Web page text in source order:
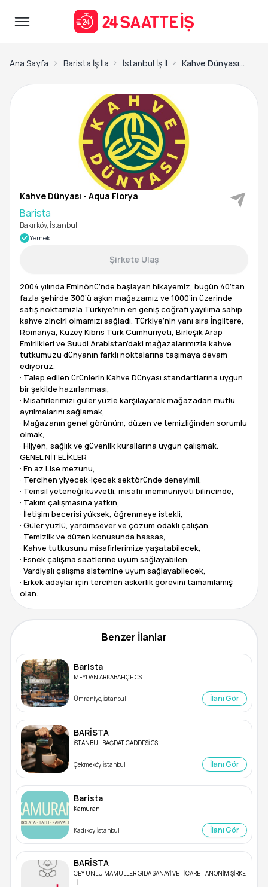
Ana Sayfa Barista İş İlanlarıİstanbul İş İlanları Kahve Dünyası - Aqua Florya-Barista
Kahve Dünyası - Aqua Florya
Barista
Bakırköy, İstanbul
Yemek
Şirkete Ulaş
2004 yılında Eminönü’nde başlayan hikayemiz, bugün 40’tan
fazla şehirde 300’ü aşkın mağazamız ve 1000’in üzerinde
satış noktamızla Türkiye’nin en geniş coğrafi yayılıma sahip
kahve zinciri olmamızı sağladı. Türkiye’nin yanı sıra İngiltere,
Romanya, Kuzey Kıbrıs Türk Cumhuriyeti, Birleşik Arap
Emirlikleri ve Suudi Arabistan’daki mağazalarımızla kahve
tutkumuzu dünyanın farklı noktalarına taşımaya devam
ediyoruz.
· Talep edilen ürünlerin Kahve Dünyası standartlarına uygun
bir şekilde hazırlanması,
· Misafirlerimizi güler yüzle karşılayarak mağazadan mutlu
ayrılmalarını sağlamak,
· Mağazanın genel görünüm, düzen ve temizliğinden sorumlu
olmak,
· Hijyen, sağlık ve güvenlik kurallarına uygun çalışmak.
GENEL NİTELİKLER
· En az Lise mezunu,
· Tercihen yiyecek-içecek sektöründe deneyimli,
· Temsil yeteneği kuvvetli, misafir memnuniyeti bilincinde,
· Takım çalışmasına yatkın,
· İletişim becerisi yüksek, öğrenmeye istekli,
· Güler yüzlü, yardımsever ve çözüm odaklı çalışan,
· Temizlik ve düzen konusunda hassas,
· Kahve tutkusunu misafirlerimize yaşatabilecek,
· Esnek çalışma saatlerine uyum sağlayabilen,
· Vardiyalı çalışma sistemine uyum sağlayabilecek,
· Erkek adaylar için tercihen askerlik görevini tamamlamış
Benzer İlanlar
Barista
MEYDAN ARKABAHÇE CS
Ümraniye, İstanbul İlanı Gör
BARİSTA
İSTANBUL BAĞDAT CADDESİ CS
Çekmeköy, İstanbul İlanı Gör
Barista
Kamuran
Kadıköy, İstanbul İlanı Gör
BARİSTA
CEY UNLU MAMÜLLER GIDA SANAYİ VE TİCARET ANONİM ŞİRKE
Tİ